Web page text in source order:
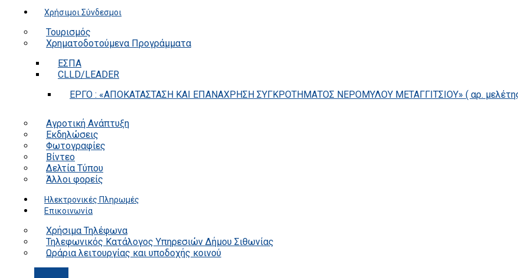
Χρήσιμοι Σύνδεσμοι
Τουρισμός
Χρηματοδοτούμενα Προγράμματα
ΕΣΠΑ
CLLD/LEADER
ΕΡΓΟ : «ΑΠΟΚΑΤΑΣΤΑΣΗ ΚΑΙ ΕΠΑΝΑΧΡΗΣΗ ΣΥΓΚΡΟΤΗΜΑΤΟΣ ΝΕΡΟΜΥΛΟΥ ΜΕΤΑΓΓΙΤΣΙΟΥ» ( αρ.
Αγροτική Ανάπτυξη
Εκδηλώσεις
Φωτογραφίες
Βίντεο
Δελτία Τύπου
Άλλοι φορείς
Ηλεκτρονικές Πληρωμές
Επικοινωνία
Χρήσιμα Τηλέφωνα
Τηλεφωνικός Κατάλογος Υπηρεσιών Δήμου Σιθωνίας
Ωράρια λειτουργίας και υποδοχής κοινού